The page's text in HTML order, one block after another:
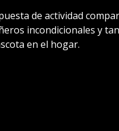
de actividad
incondicionales y
en el hogar.